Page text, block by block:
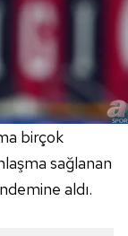
birçok
sağlanan
aldı.